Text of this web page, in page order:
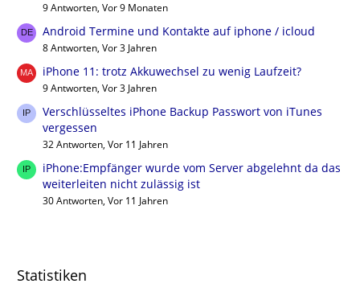
9 Antworten, Vor 9 Monaten
Android Termine und Kontakte auf iphone / icloud
8 Antworten, Vor 3 Jahren
iPhone 11: trotz Akkuwechsel zu wenig Laufzeit?
9 Antworten, Vor 3 Jahren
Verschlüsseltes iPhone Backup Passwort von iTunes
vergessen
32 Antworten, Vor 11 Jahren
iPhone:Empfänger wurde vom Server abgelehnt da das
weiterleiten nicht zulässig ist
30 Antworten, Vor 11 Jahren
Statistiken